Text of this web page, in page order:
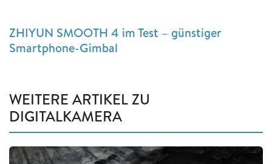
ZHIYUN SMOOTH 4 im Test – günstiger
Smartphone-Gimbal
WEITERE ARTIKEL ZU
DIGITALKAMERA